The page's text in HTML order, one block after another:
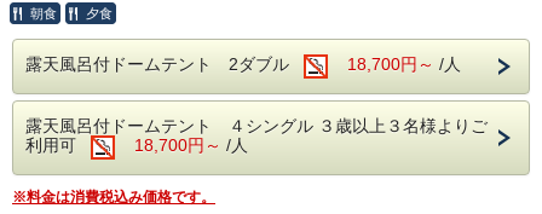
お客様での食材や飲み物の持ち込みは自由ですので、オリジ
ナルのキャンプ料理をお楽しみいただくこともできます。
面台を完備！
プライベートな空間でゆっくりとグランピングを満喫してい
ただけます キャンプ区画との同時利用はお断りさせていた
森駅より１４時２０発送迎がございます（予約制）
朝食 夕食
露天風呂付ドームテント 2ダブル 18,700円～ /人
露天風呂付ドームテント ４シングル ３歳以上３名様よりご
利用可
18,700円～ /人
※料金は消費税込み価格です。